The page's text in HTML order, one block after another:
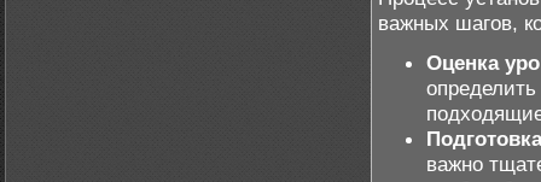
важных шагов,
Оценка
важно